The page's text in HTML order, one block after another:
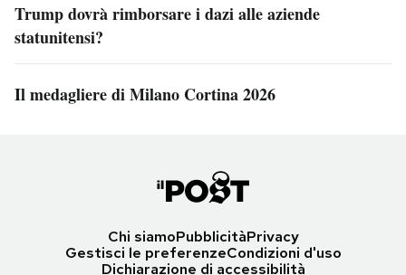
Trump dovrà rimborsare i dazi alle aziende
statunitensi?
Il medagliere di Milano Cortina 2026
Chi siamoPubblicitàPrivacy
Gestisci le preferenzeCondizioni d'uso
Dichiarazione di accessibilità